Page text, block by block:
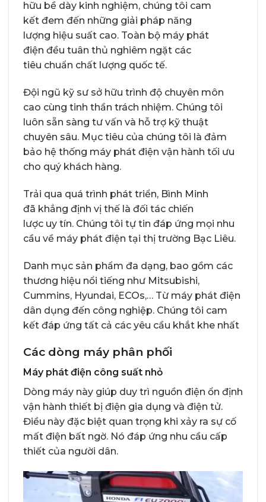
hữu bề dày kinh nghiệm, chúng tôi cam
kết đem đến những giải pháp năng
lượng hiệu suất cao. Toàn bộ máy phát
điện đều tuân thủ nghiêm ngặt các
tiêu chuẩn chất lượng quốc tế.
Đội ngũ kỹ sư sở hữu trình độ chuyên môn
cao cùng tinh thần trách nhiệm. Chúng tôi
luôn sẵn sàng tư vấn và hỗ trợ kỹ thuật
chuyên sâu. Mục tiêu của chúng tôi là đảm
bảo hệ thống máy phát điện vận hành tối ưu
cho quý khách hàng.
Trải qua quá trình phát triển, Bình Minh
đã khẳng định vị thế là đối tác chiến
lược uy tín. Chúng tôi tự tin đáp ứng mọi nhu
cầu về máy phát điện tại thị trường Bạc Liêu.
Danh mục sản phẩm đa dạng, bao gồm các
thương hiệu nổi tiếng như Mitsubishi,
Cummins, Hyundai, ECOs,… Từ máy phát điện
dân dụng đến công nghiệp. Chúng tôi cam
kết đáp ứng tất cả các yêu cầu khắt khe nhất
Các dòng máy phân phối
Máy phát điện công suất nhỏ
Dòng máy này giúp duy trì nguồn điện ổn định
vận hành thiết bị điện gia dụng và điện tử.
Điều này đặc biệt quan trọng khi xảy ra sự cố
mất điện bất ngờ. Nó đáp ứng nhu cầu cấp
thiết của người dân.